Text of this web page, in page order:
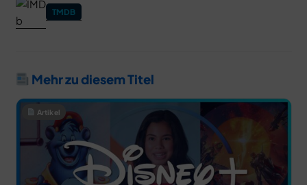
TMDB
Mehr zu diesem Titel
Artikel